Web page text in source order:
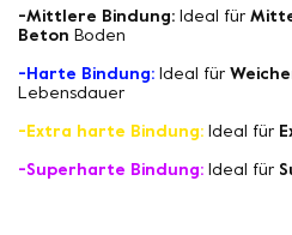
-Mittlere Bindung: Ideal für
Beton Boden
-Harte Bindung: Ideal für
Lebensdauer
-Extra harte Bindung: Ideal für
-Superharte Bindung: Ideal für